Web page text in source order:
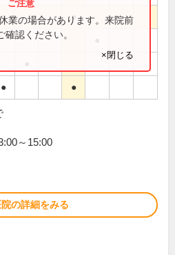
● ●
● ●
業の場合があります。来院前
認ください。
×閉じる
～15:00
の詳細をみる